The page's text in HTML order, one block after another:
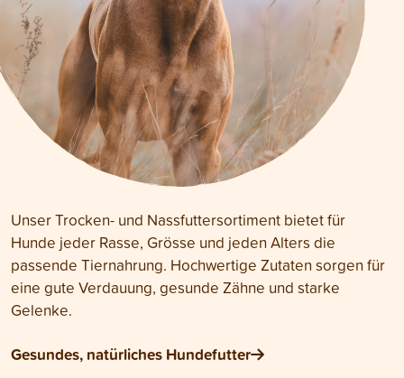
Unser Trocken- und Nassfuttersortiment bietet für
Hunde jeder Rasse, Grösse und jeden Alters die
passende Tiernahrung. Hochwertige Zutaten sorgen für
eine gute Verdauung, gesunde Zähne und starke
Gelenke.
Gesundes, natürliches Hundefutter